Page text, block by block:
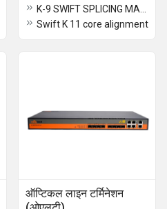
Swift K 11 core alignment
ऑप्टिकल लाइन टर्मिनेशन